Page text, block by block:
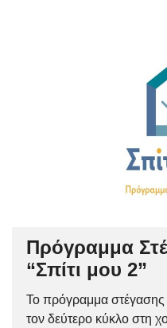
Πρόγραμμα
“Σπίτι μου 2”
Το πρόγραμμα
τον δεύτερο κύκλο στη